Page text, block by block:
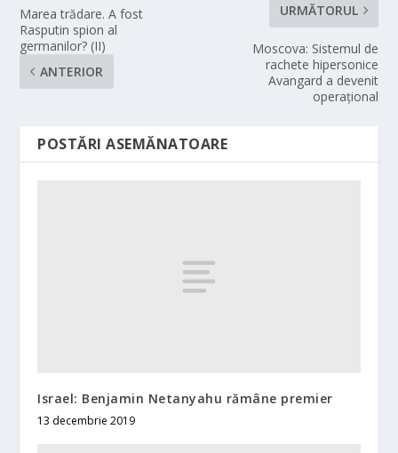
Marea trădare. A fost
Rasputin spion al
germanilor? (II)
ANTERIOR
URMĂTORUL
Moscova: Sistemul de
rachete hipersonice
Avangard a devenit
operaţional
POSTĂRI ASEMĂNATOARE
Israel: Benjamin Netanyahu rămâne premier
13 decembrie 2019